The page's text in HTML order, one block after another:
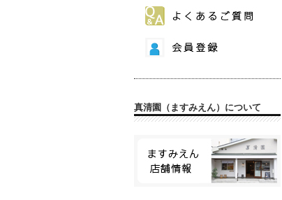
真清園（ますみえん）について